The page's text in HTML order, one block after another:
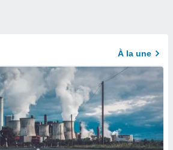
À la une